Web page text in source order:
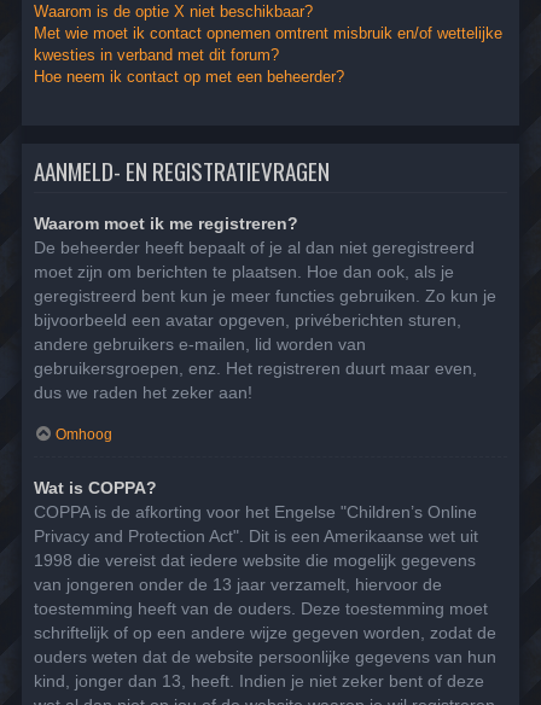
Waarom is de optie X niet beschikbaar?
Met wie moet ik contact opnemen omtrent misbruik en/of wettelijke
kwesties in verband met dit forum?
Hoe neem ik contact op met een beheerder?
AANMELD- EN REGISTRATIEVRAGEN
Waarom moet ik me registreren?
De beheerder heeft bepaalt of je al dan niet geregistreerd
moet zijn om berichten te plaatsen. Hoe dan ook, als je
geregistreerd bent kun je meer functies gebruiken. Zo kun je
bijvoorbeeld een avatar opgeven, privéberichten sturen,
andere gebruikers e-mailen, lid worden van
gebruikersgroepen, enz. Het registreren duurt maar even,
dus we raden het zeker aan!
Omhoog
Wat is COPPA?
COPPA is de afkorting voor het Engelse "Children’s Online
Privacy and Protection Act". Dit is een Amerikaanse wet uit
1998 die vereist dat iedere website die mogelijk gegevens
van jongeren onder de 13 jaar verzamelt, hiervoor de
toestemming heeft van de ouders. Deze toestemming moet
schriftelijk of op een andere wijze gegeven worden, zodat de
ouders weten dat de website persoonlijke gegevens van hun
kind, jonger dan 13, heeft. Indien je niet zeker bent of deze